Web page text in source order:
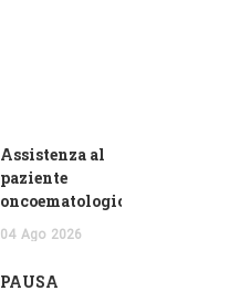
Assistenza al
paziente
oncoematologico
04 Ago 2026
PAUSA